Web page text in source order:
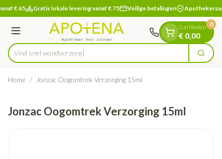
Ga naar de inhoud
1 van 1
€ 65 Gratis lokale levering vanaf € 75 Veilige betalingen
Menu
Product, merk, categorie...
Vind snel wond Zoek
0 artikelen
€ 0,00
0
Home / Jonzac Oogomtrek Verzorging 15ml
Jonzac Oogomtrek Verzorging 15ml